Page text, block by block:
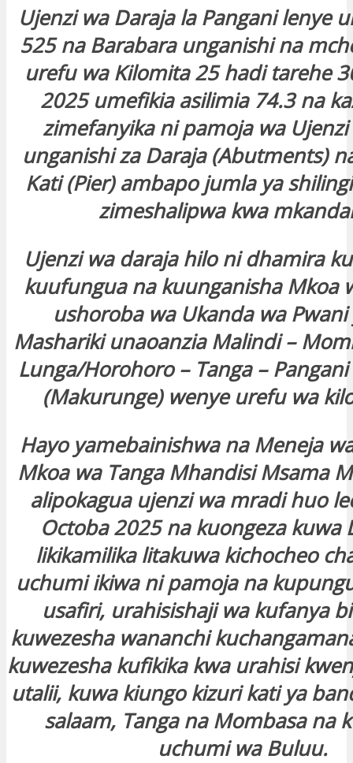
Ujenzi wa Daraja la Pangani lenye
525 na Barabara unganishi na
urefu wa Kilomita 25 hadi tarehe
2025 umefikia asilimia 74.3 na
zimefanyika ni pamoja wa
unganishi za Daraja (Abutments)
Kati (Pier) ambapo jumla ya
zimeshalipwa kwa
Ujenzi wa daraja hilo ni dhamira
kuufungua na kuunganisha Mkoa
ushoroba wa Ukanda wa Pwani
Mashariki unaoanzia Malindi –
Lunga/Horohoro – Tanga –
(Makurunge) wenye urefu wa
Hayo yamebainishwa na Meneja
Mkoa wa Tanga Mhandisi Msama
alipokagua ujenzi wa mradi huo
Octoba 2025 na kuongeza kuwa
likikamilika litakuwa kichocheo
uchumi ikiwa ni pamoja na
usafiri, urahisishaji wa kufanya
kuwezesha wananchi
kuwezesha kufikika kwa urahisi
utalii, kuwa kiungo kizuri kati ya
salaam, Tanga na Mombasa na
uchumi wa Buluu.